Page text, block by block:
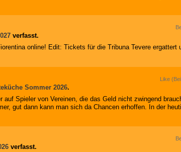
verfasst.
online! Edit: Tickets für die Tribuna Tevere ergattert
Sommer 2026.
Like
Spieler von Vereinen, die das Geld nicht zwingend
gut dann kann man sich da Chancen erhoffen. In der
verfasst.